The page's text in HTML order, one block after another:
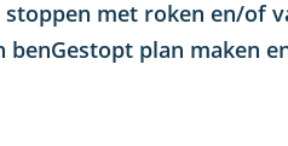
met roken en/of
benGestopt plan maken